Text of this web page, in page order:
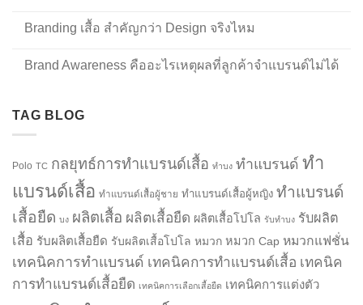
Branding เสื้อ สำคัญกว่า Design จริงไหม
Brand Awareness คืออะไรเหตุผลที่ลูกค้าจำแบรนด์ไม่ได้
TAG BLOG
Polo TC กลยุทธ์การทำแบรนด์เสื้อ ทำบง ทำแบรนด์ ทำ
แบรนด์เสื้อ ทำแบรนด์เสื้อผู้ชาย ทำแบรนด์เสื้อผู้หญิง ทำแบรนด์
เสื้อยืด บง ผลิตเสื้อ ผลิตเสื้อยืด ผลิตเสื้อโปโล รับทำบง รับผลิต
เสื้อ รับผลิตเสื้อยืด รับผลิตเสื้อโปโล หมวก หมวก Cap หมวกแฟชั่น
เทคนิคการทำแบรนด์ เทคนิคการทำแบรนด์เสื้อ เทคนิค
การทำแบรนด์เสื้อยืด เทคนิคการเลือกเสื้อยืด เทคนิคการแต่งตัว